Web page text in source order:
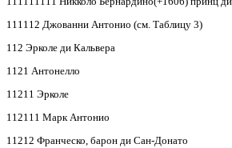
111112 Джованни Антонио (см. Таблицу 3)
112 Эрколе ди Кальвера
1121 Антонелло
11211 Эрколе
112111 Марк Антонио
11212 Франческо, барон ди Сан-Донато